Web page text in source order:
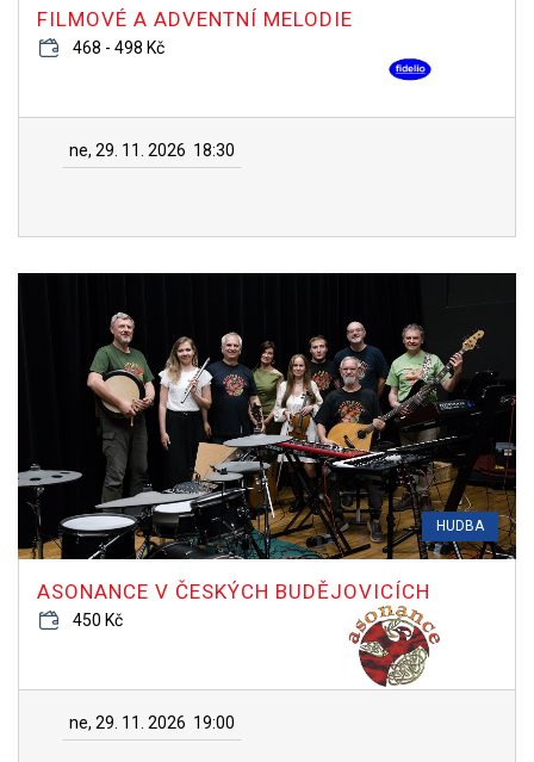
FILMOVÉ A ADVENTNÍ MELODIE
468 - 498 Kč
ne, 29. 11. 2026 18:30
HUDBA
ASONANCE V ČESKÝCH BUDĚJOVICÍCH
450 Kč
ne, 29. 11. 2026 19:00